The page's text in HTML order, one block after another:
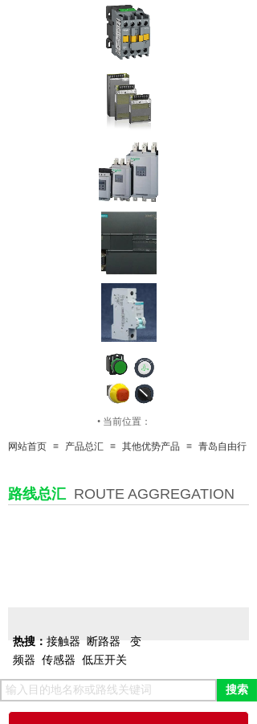
• 当前位置：
网站首页 ≡ 产品总汇 ≡ 其他优势产品 ≡ 青岛自由行
路线总汇 ROUTE AGGREGATION
热搜： 接触器 断路器
变
频器 传感器 低压开关
搜索